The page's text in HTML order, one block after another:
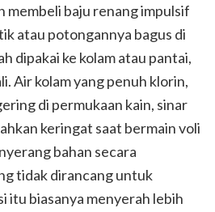
membeli baju renang impulsif
atau potongannya bagus di
dipakai ke kolam atau pantai,
Air kolam yang penuh klorin,
di permukaan kain, sinar
keringat saat bermain voli
bahan secara
tidak dirancang untuk
itu biasanya menyerah lebih